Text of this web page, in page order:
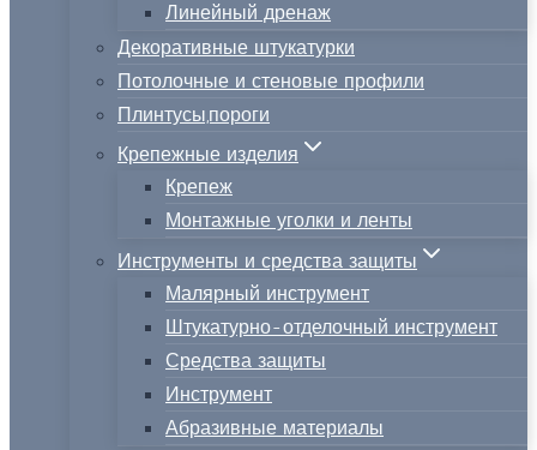
Линейный дренаж
Декоративные штукатурки
Потолочные и стеновые профили
Плинтусы,пороги
Крепежные изделия
Крепеж
Монтажные уголки и ленты
Инструменты и средства защиты
Малярный инструмент
Штукатурно-отделочный инструмент
Средства защиты
Инструмент
Абразивные материалы